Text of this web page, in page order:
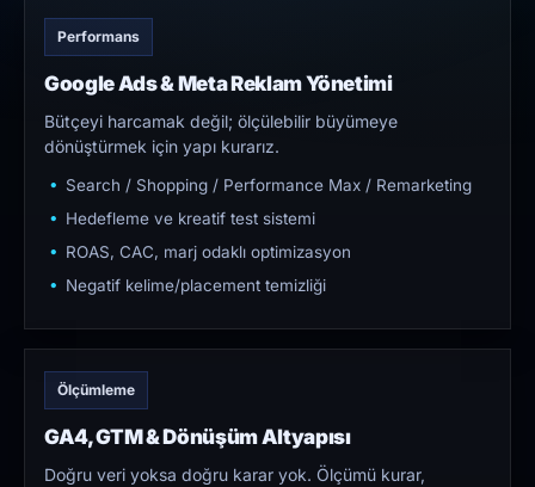
Performans
Google Ads & Meta Reklam Yönetimi
Bütçeyi harcamak değil; ölçülebilir büyümeye
dönüştürmek için yapı kurarız.
Search / Shopping / Performance Max / Remarketing
Hedefleme ve kreatif test sistemi
ROAS, CAC, marj odaklı optimizasyon
Negatif kelime/placement temizliği
Ölçümleme
GA4, GTM & Dönüşüm Altyapısı
Doğru veri yoksa doğru karar yok. Ölçümü kurar,